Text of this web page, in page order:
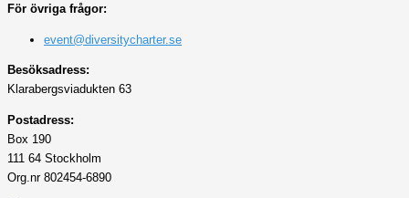
För övriga frågor:
event@diversitycharter.se
Besöksadress:
Klarabergsviadukten 63
Postadress:
Box 190
111 64 Stockholm
Org.nr 802454-6890